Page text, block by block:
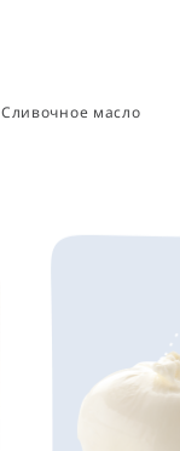
Сливочное масло